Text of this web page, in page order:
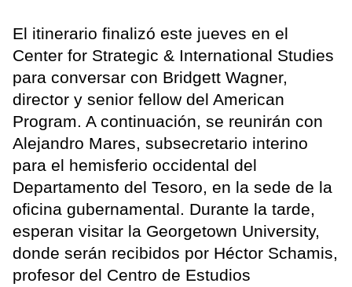
El itinerario finalizó este jueves en el
Center for Strategic & International Studies
para conversar con Bridgett Wagner,
director y senior fellow del American
Program. A continuación, se reunirán con
Alejandro Mares, subsecretario interino
para el hemisferio occidental del
Departamento del Tesoro, en la sede de la
oficina gubernamental. Durante la tarde,
esperan visitar la Georgetown University,
donde serán recibidos por Héctor Schamis,
profesor del Centro de Estudios